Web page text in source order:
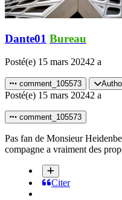
Dante01 Bureau
Posté(e) 15 mars 20242 a
comment_105573
Posté(e) 15 mars 20242 a
comment_105573
Pas fan de Monsieur
compagne a vraiment des
Citer